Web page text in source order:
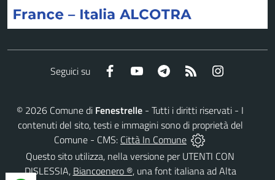
Seguici su Facebook YouTube Telegram RSS
© 2026 Comune di Fenestrelle - Tutti i diritti riservati - I
contenuti del sito, testi e immagini sono di proprietà del
Comune - CMS: Città In Comune
Questo sito utilizza, nella versione per UTENTI CON
DISLESSIA, Biancoenero ®, una font italiana ad Alta